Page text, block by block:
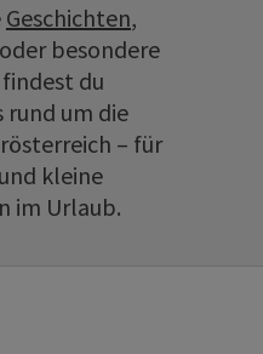
Geschichten,
besondere
du
rund um die
– für
kleine
im Urlaub.